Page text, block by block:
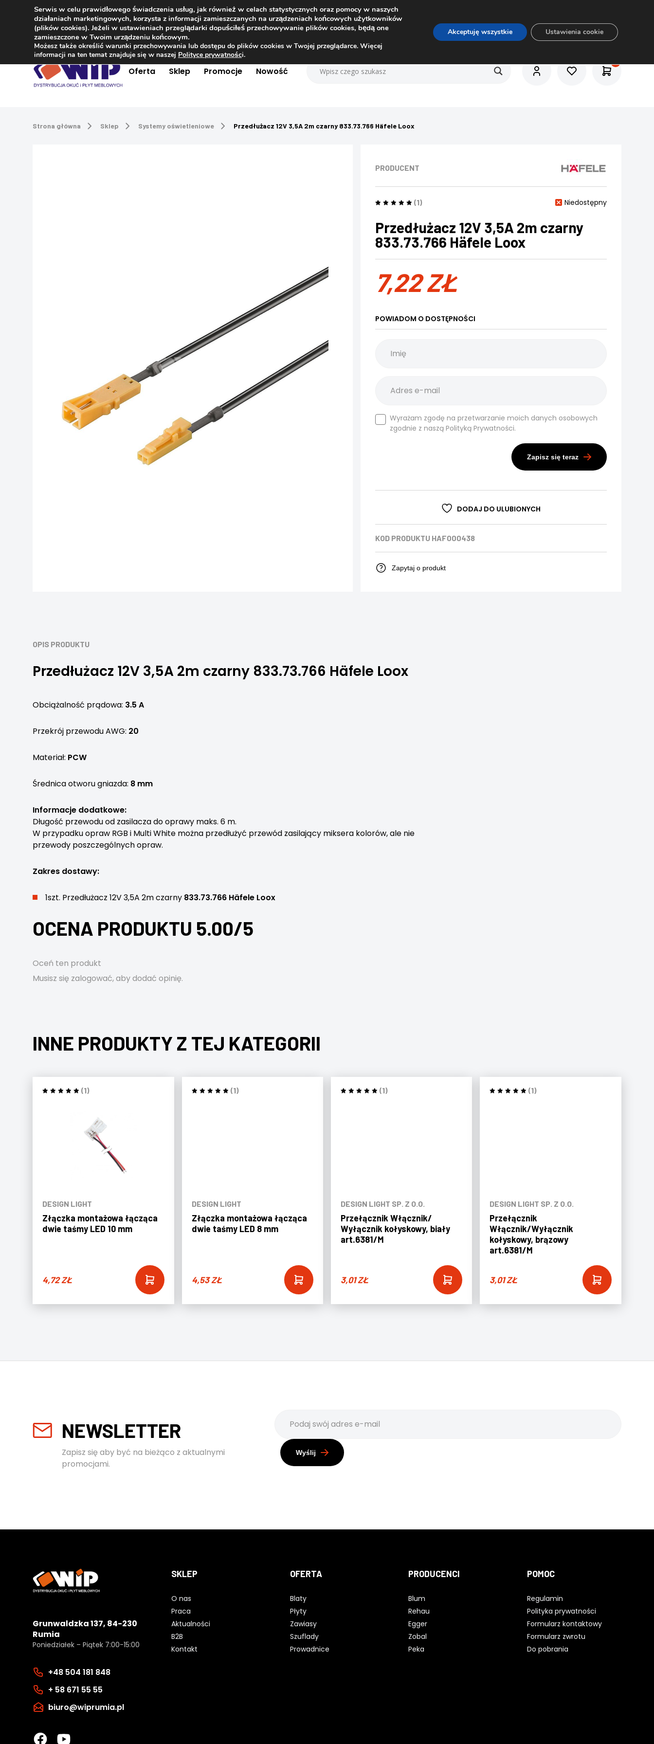
Kontakt +48 504 181 848
Oferta Sklep Promocje Nowość
Strona główna Sklep Systemy oświetleniowe Przedłużacz 12V 3,5A 2m czarny 833.73.766 Häfele Loox
PRODUCENT
(1) Niedostępny
Przedłużacz 12V 3,5A 2m czarny
833.73.766 Häfele Loox
7,22ZŁ
POWIADOM O DOSTĘPNOŚCI
Wyrażam zgodę na przetwarzanie moich danych osobowych
zgodnie z naszą Polityką Prywatności.
Zapisz się teraz
DODAJ DO ULUBIONYCH
KOD PRODUKTU HAF000438
Zapytaj o produkt
OPIS PRODUKTU
Przedłużacz 12V 3,5A 2m czarny 833.73.766 Häfele Loox
Obciążalność prądowa: 3.5 A
Przekrój przewodu AWG: 20
Materiał: PCW
Średnica otworu gniazda: 8 mm
Informacje dodatkowe:
Długość przewodu od zasilacza do oprawy maks. 6 m.
W przypadku opraw RGB i Multi White można przedłużyć przewód zasilający miksera kolorów, ale nie
przewody poszczególnych opraw.
Zakres dostawy:
1szt. Przedłużacz 12V 3,5A 2m czarny 833.73.766 Häfele Loox
OCENA PRODUKTU 5.00/5
Oceń ten produkt
Musisz się zalogować, aby dodać opinię.
INNE PRODUKTY Z TEJ KATEGORII
(1)
DESIGN LIGHT
Złączka montażowa łącząca
dwie taśmy LED 10 mm
4,72ZŁ
(1)
DESIGN LIGHT
Złączka montażowa łącząca
dwie taśmy LED 8 mm
4,53ZŁ
(1)
DESIGN LIGHT SP. Z O.O.
Przełącznik Włącznik/
Wyłącznik kołyskowy, biały
art.6381/M
3,01ZŁ
(1)
DESIGN LIGHT SP. Z O.O.
Przełącznik
Włącznik/Wyłącznik
kołyskowy, brązowy
art.6381/M
3,01ZŁ
NEWSLETTER
Zapisz się aby być na bieżąco z aktualnymi
promocjami.
Wyślij
Grunwaldzka 137, 84-230
Rumia
Poniedziałek – Piątek 7:00-15:00
+48 504 181 848
+ 58 671 55 55
biuro@wiprumia.pl
SKLEP
O nas
Praca
Aktualności
B2B
Kontakt
OFERTA
Blaty
Płyty
Zawiasy
Szuflady
Prowadnice
PRODUCENCI
Blum
Rehau
Egger
Zobal
Peka
POMOC
Regulamin
Polityka prywatności
Formularz kontaktowy
Formularz zwrotu
Do pobrania
Serwis w celu prawidłowego świadczenia usług, jak również w celach statystycznych oraz pomocy w naszych
działaniach marketingowych, korzysta z informacji zamieszczanych na urządzeniach końcowych użytkowników
(plików cookies). Jeżeli w ustawieniach przeglądarki dopuściłeś przechowywanie plików cookies, będą one
zamieszczone w Twoim urządzeniu końcowym.
Możesz także określić warunki przechowywania lub dostępu do plików cookies w Twojej przeglądarce. Więcej
informacji na ten temat znajduje się w naszej Polityce prywatności.
Akceptuję wszystkie Ustawienia cookie